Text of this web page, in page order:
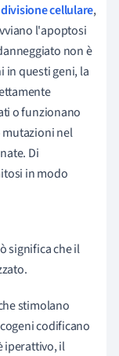
divisione cellulare,
l'apoptosi
non è
in questi geni, la
o funzionano
mutazioni nel
Di
in modo
significa che il
stimolano
codificano
iperattivo, il